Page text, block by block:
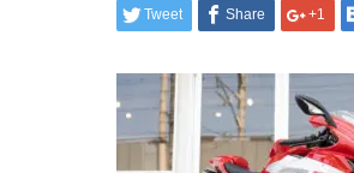
Tweet Share +1